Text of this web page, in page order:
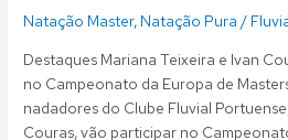
Natação Master, Natação Pura /
Destaques Mariana Teixeira e Ivan
no Campeonato da Europa de
nadadores do Clube Fluvial
Couras, vão participar no